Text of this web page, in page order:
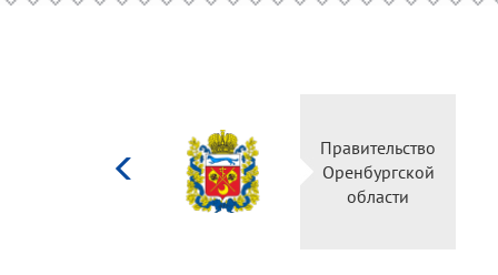
Правительство
Оренбургской
области